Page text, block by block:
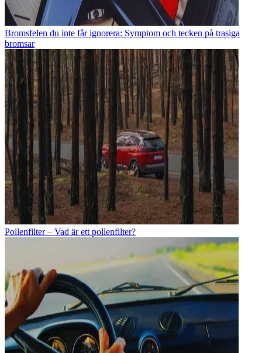
Bromsfelen du inte får ignorera: Symptom och tecken på trasiga
bromsar
Pollenfilter – Vad är ett pollenfilter?